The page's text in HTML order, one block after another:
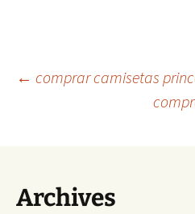
entradas
← comprar camisetas
Archives